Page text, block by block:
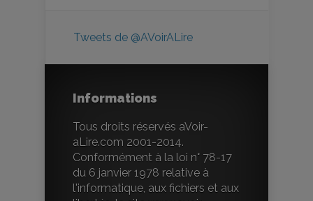
Tweets de @AVoirALire
Informations
Tous droits réservés aVoir-
aLire.com 2001-2014.
Conformément à la loi n° 78-17
du 6 janvier 1978 relative à
l'informatique, aux fichiers et aux